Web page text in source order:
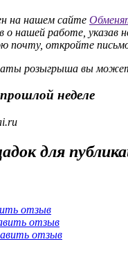
на нашем сайте
нашей работе, указав
почту, откройте
розыгрыша вы
неделе
для
отзыв
отзыв
отзыв